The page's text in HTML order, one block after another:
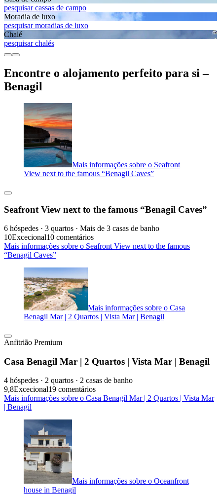
pesquisar cassas de campo
Moradia de luxo
pesquisar moradias de luxo
Chalé
pesquisar chalés
Encontre o alojamento perfeito para si –
Benagil
Mais informações sobre o Seafront
View next to the famous “Benagil Caves”
Seafront View next to the famous “Benagil Caves”
6 hóspedes · 3 quartos · Mais de 3 casas de banho
10Excecional10 comentários
Mais informações sobre o Seafront View next to the famous
“Benagil Caves”
Mais informações sobre o Casa
Benagil Mar | 2 Quartos | Vista Mar | Benagil
Anfitrião Premium
Casa Benagil Mar | 2 Quartos | Vista Mar | Benagil
4 hóspedes · 2 quartos · 2 casas de banho
9,8Excecional19 comentários
Mais informações sobre o Casa Benagil Mar | 2 Quartos | Vista Mar
| Benagil
Mais informações sobre o Oceanfront
house in Benagil